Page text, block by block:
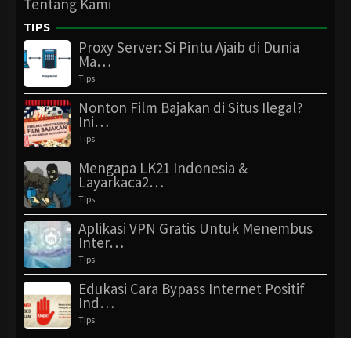
TIPS
Proxy Server: Si Pintu Ajaib di Dunia
Ma…
Tips
Nonton Film Bajakan di Situs Ilegal?
Ini…
Tips
Mengapa LK21 Indonesia &
Layarkaca2…
Tips
Aplikasi VPN Gratis Untuk Menembus
Inter…
Tips
Edukasi Cara Bypass Internet Positif
Ind…
Tips